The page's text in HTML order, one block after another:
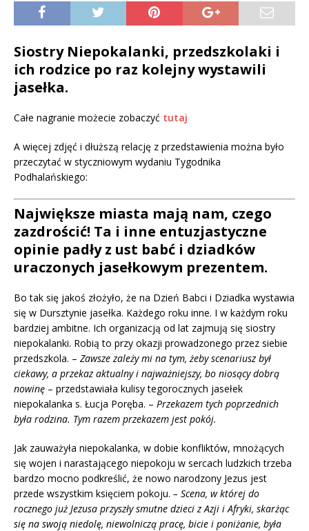
Siostry Niepokalanki, przedszkolaki i
ich rodzice po raz kolejny wystawili
jasełka.
Całe nagranie możecie zobaczyć tutaj
A więcej zdjęć i dłuższą relację z przedstawienia można było
przeczytać w styczniowym wydaniu Tygodnika
Podhalańskiego:
Największe miasta mają nam, czego
zazdrościć! Ta i inne entuzjastyczne
opinie padły z ust babć i dziadków
uraczonych jasełkowym prezentem.
Bo tak się jakoś złożyło, że na Dzień Babci i Dziadka wystawia
się w Dursztynie jasełka. Każdego roku inne. I w każdym roku
bardziej ambitne. Ich organizacją od lat zajmują się siostry
niepokalanki. Robią to przy okazji prowadzonego przez siebie
przedszkola. – Zawsze zależy mi na tym, żeby scenariusz był
ciekawy, a przekaz aktualny i najważniejszy, bo niosący dobrą
nowinę – przedstawiała kulisy tegorocznych jasełek
niepokalanka s. Łucja Poręba. – Przekazem tych poprzednich
była rodzina. Tym razem przekazem jest pokój.
Jak zauważyła niepokalanka, w dobie konfliktów, mnożących
się wojen i narastającego niepokoju w sercach ludzkich trzeba
bardzo mocno podkreślić, że nowo narodzony Jezus jest
przede wszystkim księciem pokoju. – Scena, w której do
rocznego już Jezusa przyszły smutne dzieci z Azji i Afryki, skarżąc
się na swoją niedolę, niewolniczą pracę, bicie i poniżanie, była